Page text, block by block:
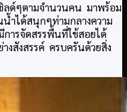
ลด์ๆตามจำนวนคน มาพร้อม
น้ำได้สนุกๆท่ามกลางความ
ารจัดสรรพื้นที่ใช้สอยได้
งสังสรรค์ ครบครันด้วยสิ่ง